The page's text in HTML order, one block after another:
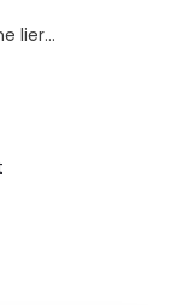
lier...